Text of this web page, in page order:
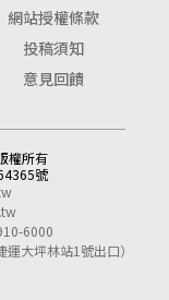
網站授權條款
投稿須知
意見回饋
權所有
號
6000
大坪林站1號出口）